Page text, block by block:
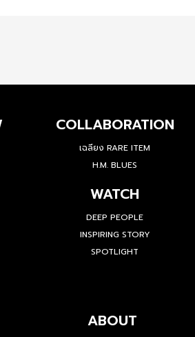
COLLABORATION
เฉลียง RARE ITEM
H.M. BLUES
WATCH
DEEP PEOPLE
INSPIRING STORY
SPOTLIGHT
ABOUT